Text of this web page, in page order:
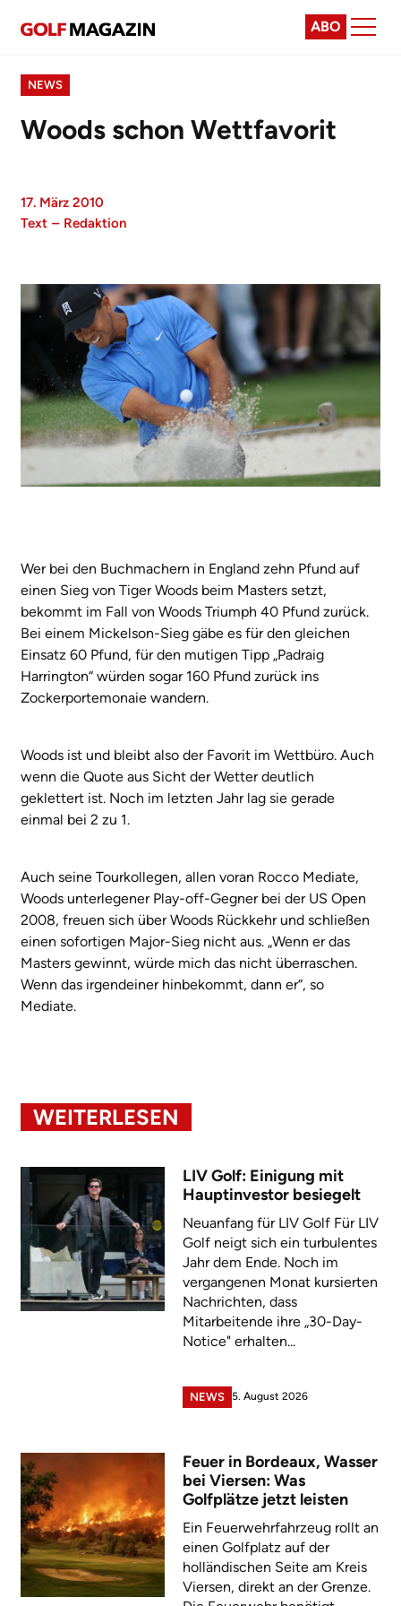
ABO
NEWS
Woods schon Wettfavorit
17. März 2010
Text – Redaktion
Wer bei den Buchmachern in England zehn Pfund auf
einen Sieg von Tiger Woods beim Masters setzt,
bekommt im Fall von Woods Triumph 40 Pfund zurück.
Bei einem Mickelson-Sieg gäbe es für den gleichen
Einsatz 60 Pfund, für den mutigen Tipp „Padraig
Harrington“ würden sogar 160 Pfund zurück ins
Zockerportemonaie wandern.
Woods ist und bleibt also der Favorit im Wettbüro. Auch
wenn die Quote aus Sicht der Wetter deutlich
geklettert ist. Noch im letzten Jahr lag sie gerade
einmal bei 2 zu 1.
Auch seine Tourkollegen, allen voran Rocco Mediate,
Woods unterlegener Play-off-Gegner bei der US Open
2008, freuen sich über Woods Rückkehr und schließen
einen sofortigen Major-Sieg nicht aus. „Wenn er das
Masters gewinnt, würde mich das nicht überraschen.
Wenn das irgendeiner hinbekommt, dann er“, so
Mediate.
WEITERLESEN
LIV Golf: Einigung mit
Hauptinvestor besiegelt
Neuanfang für LIV Golf Für LIV
Golf neigt sich ein turbulentes
Jahr dem Ende. Noch im
vergangenen Monat kursierten
Nachrichten, dass
Mitarbeitende ihre „30-Day-
Notice" erhalten...
NEWS 5. August 2026
Feuer in Bordeaux, Wasser
bei Viersen: Was
Golfplätze jetzt leisten
Ein Feuerwehrfahrzeug rollt an
einen Golfplatz auf der
holländischen Seite am Kreis
Viersen, direkt an der Grenze.